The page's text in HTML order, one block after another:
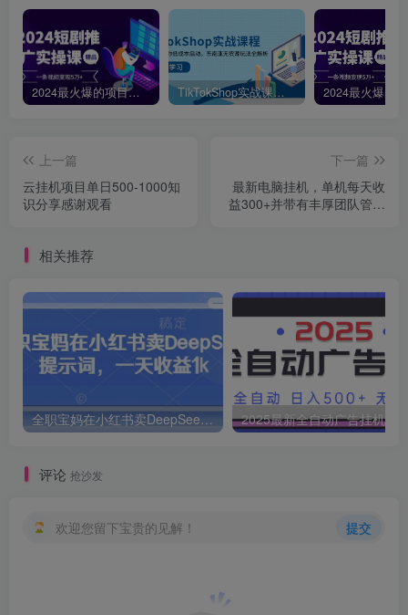
2024最火爆的项目短剧推广实操课，一条视频变现5万+【附软件工具】 TikTokShop实战课程，手把手教你低成本启动，东南亚无货源玩法全解析
上一篇
云挂机项目单日500-1000知
识分享感谢观看
下一篇
最新电脑挂机，单机每天收
益300+并带有丰厚团队管道
相关推荐
全职宝妈在小红书卖DeepSeek提示词，一天收益1k
评论 抢沙发
欢迎您留下宝贵的见解！ 提交